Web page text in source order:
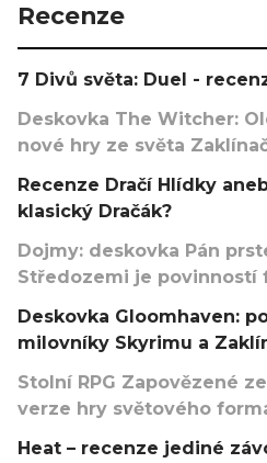
Recenze
7 Divů světa: Duel -
Deskovka The Witcher:
nové hry ze světa
Recenze Dračí Hlídky
klasický Dračák?
Dojmy: deskovka Pán
Středozemi je povinností
Deskovka Gloomhaven:
milovníky Skyrimu a
Stolní RPG Zapovězené
verze hry světového
Heat – recenze jediné